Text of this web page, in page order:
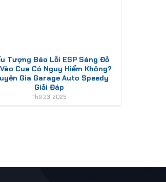
Tượng Báo Lỗi ESP Sáng Đỏ
Cua Có Nguy Hiểm Không?
Gia Garage Auto Speedy
Giải Đáp
Th9 23, 2025